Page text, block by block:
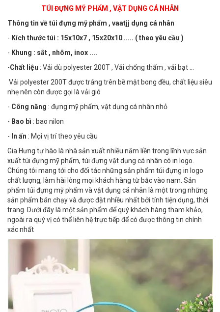
TÚI ĐỰNG MỸ PHẨM , VẬT DỤNG CÁ NHÂN
Thông tin về túi đựng mỹ phẩm , vaatjj dụng cá nhân
- Kích thước túi : 15x10x7 , 15x20x10 ..... ( theo yêu cầu )
- Khung : sắt , nhôm, inox ....
-Chất liệu : Vải dù polyester 200T , Vải chống thấm , vải bạt ...
Vải polyester 200T được tráng trên bề mặt bong đều, chất liệu siêu
nhẹ nên còn được gọi là vải gió
- Công năng : đựng mỹ phẩm, vật dụng cá nhân nhỏ
- Bao bì : bao nilon
- In ấn : Mọi vị trí theo yêu cầu
Gia Hưng tự hào là nhà sản xuất nhiều năm liền trong lĩnh vực sản
xuất túi đựng mỹ phẩm, túi đựng vật dụng cá nhân có in logo.
Chúng tôi mang tới cho đối tác những sản phẩm túi đựng in logo
chất lượng, làm hài lòng mọi khách hàng từ bắc vào nam. Sản
phẩm túi đựng mỹ phẩm và vật dụng cá nhân là một trong những
sản phẩm bán chạy và được đặt nhiều nhất bởi tính tiện dụng, thời
trang. Dưới đây là một sản phẩm để quý khách hàng tham khảo,
ngoài ra quý vị có thể liên hệ trực tiếp để có được thông tin chính
xác nhất